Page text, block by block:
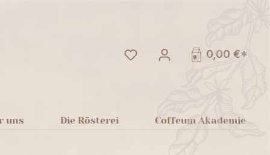
Du hast 0 Produkte auf
0,00 €*
uns Die Rösterei Coffeum Akademie